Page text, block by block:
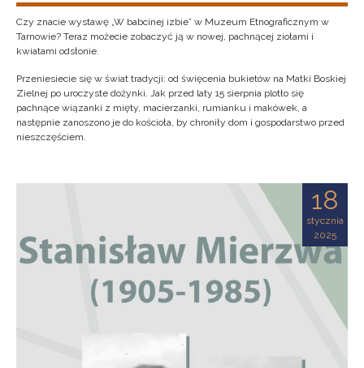
Czy znacie wystawę „W babcinej izbie” w Muzeum Etnograficznym w
Tarnowie? Teraz możecie zobaczyć ją w nowej, pachnącej ziołami i
kwiatami odsłonie.
Przeniesiecie się w świat tradycji: od święcenia bukietów na Matki Boskiej
Zielnej po uroczyste dożynki. Jak przed laty 15 sierpnia plotło się
pachnące wiązanki z mięty, macierzanki, rumianku i makówek, a
następnie zanoszono je do kościoła, by chroniły dom i gospodarstwo przed
nieszczęściem.
18
stycznia
2025